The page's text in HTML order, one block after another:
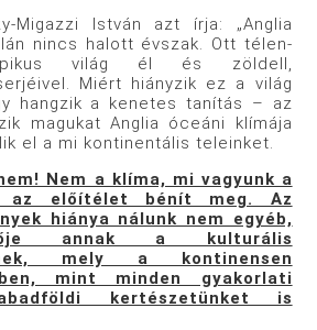
Migazzi István azt írja: „Anglia
nincs halott évszak. Ott télen-
világ él és zöldell,
Miért hiányzik ez a világ
hangzik a kenetes tanítás – az
magukat Anglia óceáni klímája
el a mi kontinentális teleinket.
Nem a klíma, mi vagyunk a
az előítélet bénít meg. Az
hiánya nálunk nem egyéb,
annak a kulturális
mely a kontinensen
mint minden gyakorlati
kertészetünket is